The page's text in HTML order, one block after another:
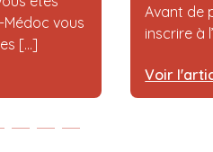
Médoc vous
[...]
Avant de
inscrire à
Voir